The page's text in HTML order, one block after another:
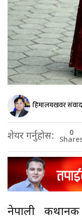
हिमालयखवर
शेयर गर्नुहोस: 0
नेपाली कथानक